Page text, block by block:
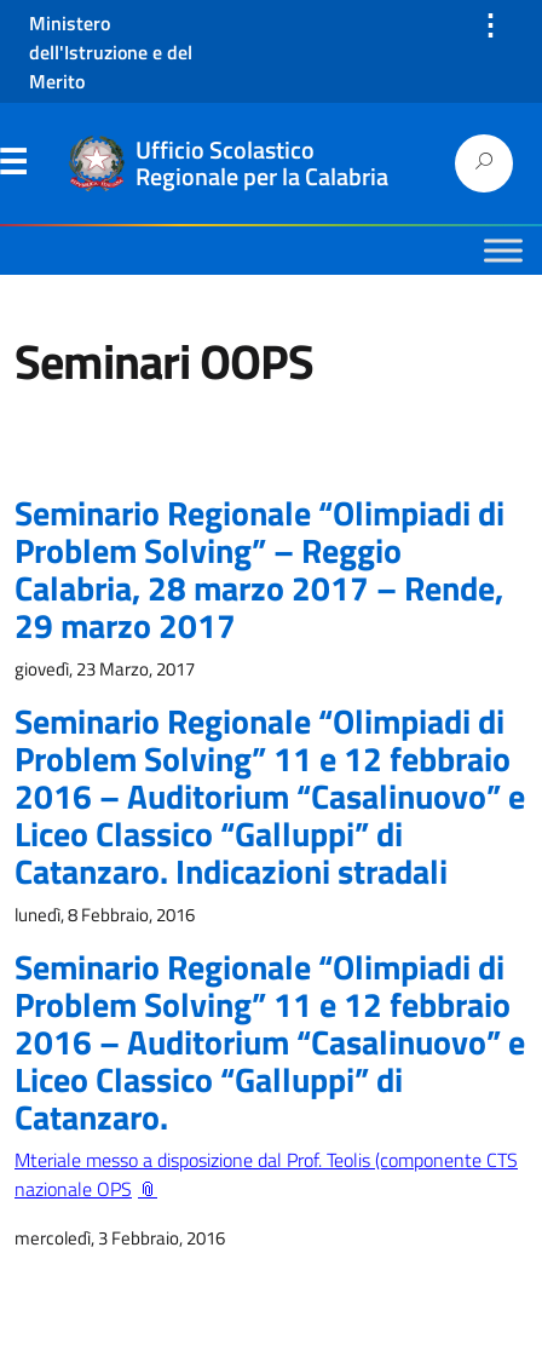
Ministero
dell'Istruzione e del
Merito
⋮
Ufficio Scolastico
Regionale per la Calabria
Seminari OOPS
Seminario Regionale “Olimpiadi di
Problem Solving” – Reggio
Calabria, 28 marzo 2017 – Rende,
29 marzo 2017
giovedì, 23 Marzo, 2017
Seminario Regionale “Olimpiadi di
Problem Solving” 11 e 12 febbraio
2016 – Auditorium “Casalinuovo” e
Liceo Classico “Galluppi” di
Catanzaro. Indicazioni stradali
lunedì, 8 Febbraio, 2016
Seminario Regionale “Olimpiadi di
Problem Solving” 11 e 12 febbraio
2016 – Auditorium “Casalinuovo” e
Liceo Classico “Galluppi” di
Catanzaro.
Mteriale messo a disposizione dal Prof. Teolis (componente CTS
nazionale OPS
mercoledì, 3 Febbraio, 2016